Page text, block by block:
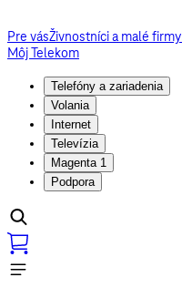
Pre vásŽivnostníci a malé firmy
Môj Telekom
Telefóny a zariadenia
Volania
Internet
Televízia
Magenta 1
Podpora